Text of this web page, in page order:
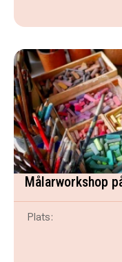
Målarworkshop
Plats: